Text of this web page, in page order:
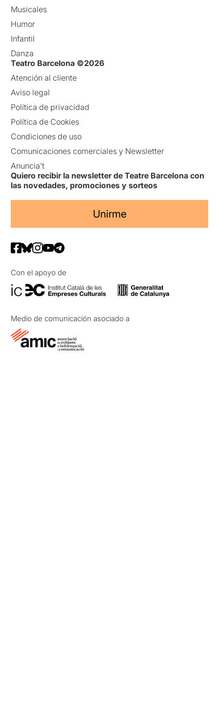
Musicales
Humor
Infantil
Danza
Teatro Barcelona ©2026
Atención al cliente
Aviso legal
Política de privacidad
Política de Cookies
Condiciones de uso
Comunicaciones comerciales y Newsletter
Anuncia’t
Quiero recibir la newsletter de Teatre Barcelona con
las novedades, promociones y sorteos
Unirme
Con el apoyo de
Medio de comunicación asociado a